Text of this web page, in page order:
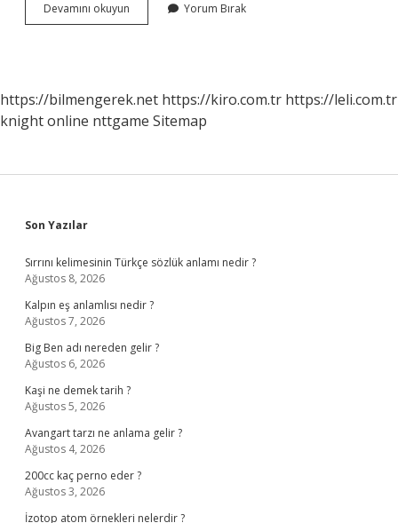
Devamını okuyun
Insan
Yorum Bırak
https://bilmengerek.net https://kiro.com.tr https://leli.com.tr
knight online nttgame Sitemap
Sidebar
Son Yazılar
Sırrını kelimesinin Türkçe sözlük anlamı nedir ?
Ağustos 8, 2026
Kalpın eş anlamlısı nedir ?
Ağustos 7, 2026
Big Ben adı nereden gelir ?
Ağustos 6, 2026
Kaşi ne demek tarih ?
Ağustos 5, 2026
Avangart tarzı ne anlama gelir ?
Ağustos 4, 2026
200cc kaç perno eder ?
Ağustos 3, 2026
İzotop atom örnekleri nelerdir ?